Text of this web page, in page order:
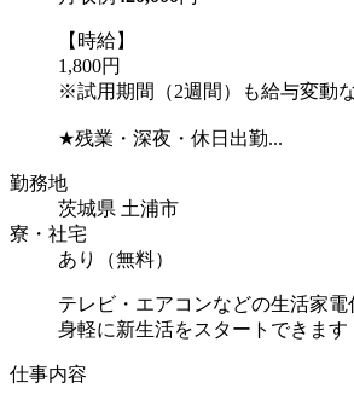
【時給】
1,800円
※試用期間（2週間）も給与変動
★残業・深夜・休日出勤...
勤務地
茨城県 土浦市
寮・社宅
あり（無料）
テレビ・エアコンなどの生活家電
身軽に新生活をスタートできます
仕事内容